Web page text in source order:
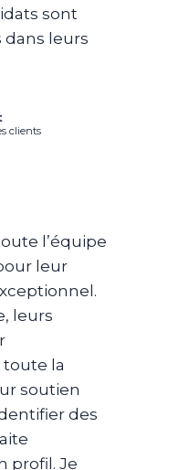
sont
leurs
clients
l’équipe
leur
leurs
la
soutien
des
profil. Je